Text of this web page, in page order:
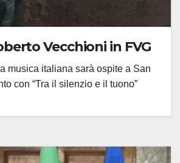
Vecchioni in FVG
musica italiana sarà ospite a San
con “Tra il silenzio e il tuono”